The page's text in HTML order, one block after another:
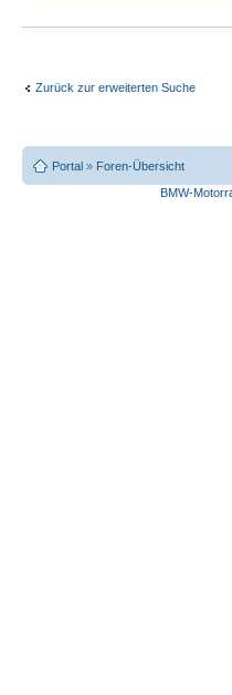
Zurück zur erweiterten Suche
Portal » Foren-Übersicht
BMW-